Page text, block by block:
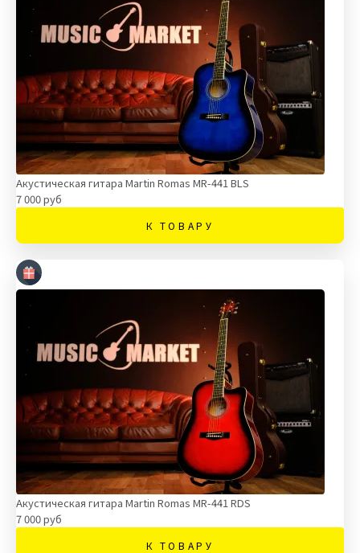
Акустическая гитара Martin Romas MR-441 BLS
7 000 руб
К ТОВАРУ
Акустическая гитара Martin Romas MR-441 RDS
7 000 руб
К ТОВАРУ